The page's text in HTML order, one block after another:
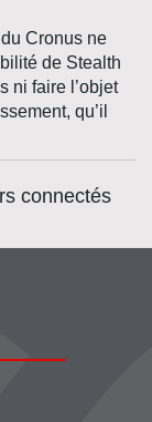
Cronus ne
de Stealth
ni faire l’objet
qu’il
connectés